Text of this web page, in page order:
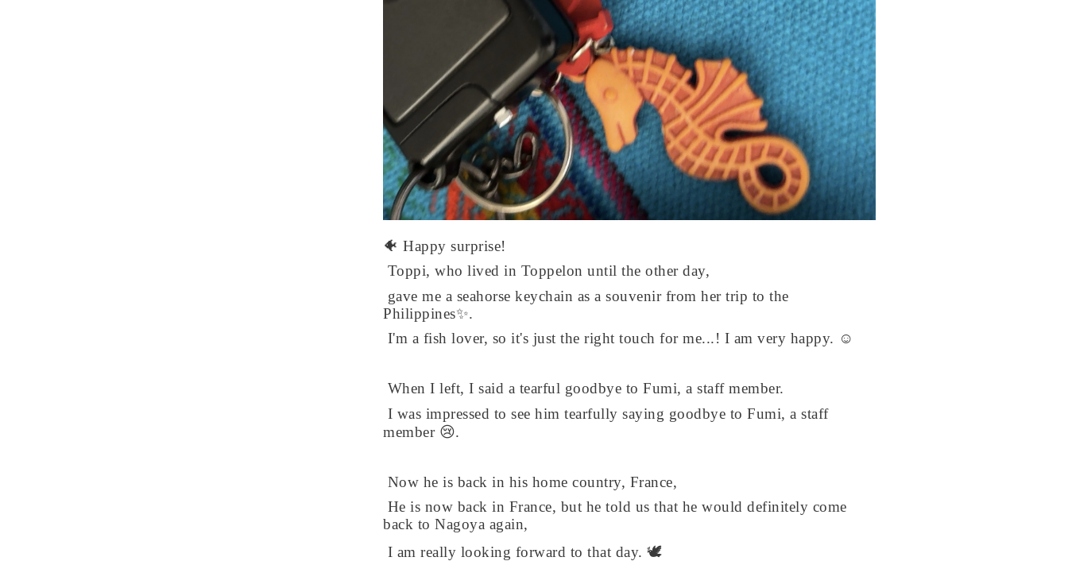
🐠 Happy surprise!
Toppi, who lived in Toppelon until the other day,
gave me a seahorse keychain as a souvenir from her trip to the
Philippines✨.
I'm a fish lover, so it's just the right touch for me...! I am very happy. ☺️
When I left, I said a tearful goodbye to Fumi, a staff member.
I was impressed to see him tearfully saying goodbye to Fumi, a staff
member 😢.
Now he is back in his home country, France,
He is now back in France, but he told us that he would definitely come
back to Nagoya again,
I am really looking forward to that day. 🕊️